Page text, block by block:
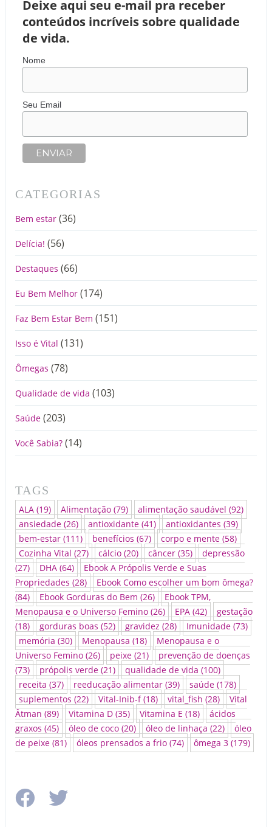
Deixe aqui seu e-mail pra receber
conteúdos incríveis sobre qualidade
de vida.
Nome
Seu Email
CATEGORIAS
Bem estar (36)
Delícia! (56)
Destaques (66)
Eu Bem Melhor (174)
Faz Bem Estar Bem (151)
Isso é Vital (131)
Ômegas (78)
Qualidade de vida (103)
Saúde (203)
Você Sabia? (14)
TAGS
ALA (19) Alimentação (79) alimentação saudável (92)
ansiedade (26) antioxidante (41) antioxidantes (39)
bem-estar (111) benefícios (67) corpo e mente (58)
Cozinha Vital (27) cálcio (20) câncer (35)
depressão
(27)
DHA (64)
Ebook A Própolis Verde e Suas
Propriedades (28)
Ebook Como escolher um bom ômega?
(84)
Ebook Gorduras do Bem (26)
Ebook TPM,
Menopausa e o Universo Femino (26) EPA (42)
gestação
(18)
gorduras boas (52) gravidez (28) Imunidade (73)
memória (30) Menopausa (18)
Menopausa e o
Universo Femino (26) peixe (21)
prevenção de doenças
(73)
própolis verde (21) qualidade de vida (100)
receita (37) reeducação alimentar (39) saúde (178)
suplementos (22) Vital-Inib-f(18) vital_fish (28)
Vital
Âtman (89) Vitamina D (35) Vitamina E (18)
ácidos
graxos (45) óleo de coco (20) óleo de linhaça (22)
óleo
de peixe (81) óleos prensados a frio (74) ômega 3 (179)